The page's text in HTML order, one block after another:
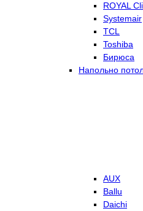
ROYAL
Systemair
TCL
Toshiba
Бирюса
Напольно
AUX
Ballu
Daichi